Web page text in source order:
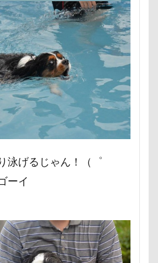
ニット
サマーカット
サツマイモ
サツキ
シャンプー
ゴンドラ
ジュンちゃん
ステッカー
スツール
スキー
ジローラモくん
ジョンソンタウン
ジョンくん
ョコラちゃん
ジャンプ
チ
クッキーちゃん
ケイくん
グラス
泳げるじゃん！（゜
ーイ
ーク
万座毛
万が一の備え
ヴィーナスフォート
ワークショップ
ワンピース
中瀬公園
ん
代々木公園ドッグラン
ト
体重
体調不良
師なつき
似顔絵
カツ田中 北千住店
人形
ション
高原 主張
同胎兄弟
店内OK
富山環水公園
市 寝顔
寝起き